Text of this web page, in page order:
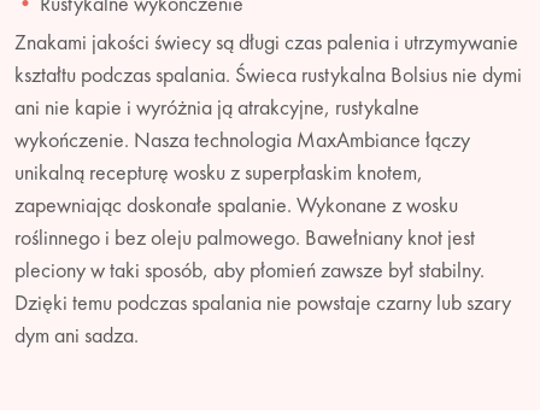
Znakami jakości świecy są długi czas palenia i utrzymywanie
kształtu podczas spalania. Świeca rustykalna Bolsius nie dymi
ani nie kapie i wyróżnia ją atrakcyjne, rustykalne
wykończenie. Nasza technologia MaxAmbiance łączy
unikalną recepturę wosku z superpłaskim knotem,
zapewniając doskonałe spalanie. Wykonane z wosku
roślinnego i bez oleju palmowego. Bawełniany knot jest
pleciony w taki sposób, aby płomień zawsze był stabilny.
Dzięki temu podczas spalania nie powstaje czarny lub szary
dym ani sadza.